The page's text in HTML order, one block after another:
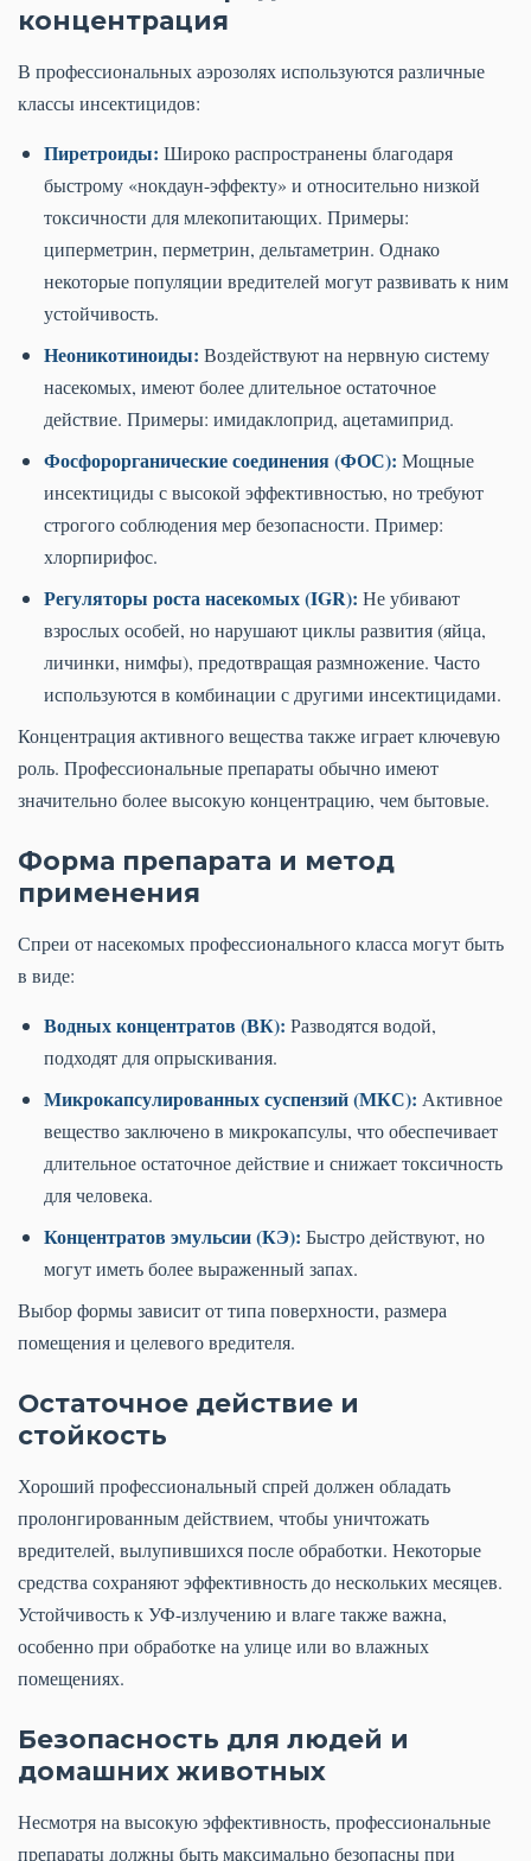
концентрация
В профессиональных аэрозолях используются различные
классы инсектицидов:
Пиретроиды: Широко распространены благодаря
быстрому «нокдаун-эффекту» и относительно низкой
токсичности для млекопитающих. Примеры:
циперметрин, перметрин, дельтаметрин. Однако
некоторые популяции вредителей могут развивать к ним
устойчивость.
Неоникотиноиды: Воздействуют на нервную систему
насекомых, имеют более длительное остаточное
действие. Примеры: имидаклоприд, ацетамиприд.
Фосфорорганические соединения (ФОС): Мощные
инсектициды с высокой эффективностью, но требуют
строгого соблюдения мер безопасности. Пример:
хлорпирифос.
Регуляторы роста насекомых (IGR): Не убивают
взрослых особей, но нарушают циклы развития (яйца,
личинки, нимфы), предотвращая размножение. Часто
используются в комбинации с другими инсектицидами.
Концентрация активного вещества также играет ключевую
роль. Профессиональные препараты обычно имеют
значительно более высокую концентрацию, чем бытовые.
Форма препарата и метод
применения
Спреи от насекомых профессионального класса могут быть
в виде:
Водных концентратов (ВК): Разводятся водой,
подходят для опрыскивания.
Микрокапсулированных суспензий (МКС): Активное
вещество заключено в микрокапсулы, что обеспечивает
длительное остаточное действие и снижает токсичность
для человека.
Концентратов эмульсии (КЭ): Быстро действуют, но
могут иметь более выраженный запах.
Выбор формы зависит от типа поверхности, размера
помещения и целевого вредителя.
Остаточное действие и
стойкость
Хороший профессиональный спрей должен обладать
пролонгированным действием, чтобы уничтожать
вредителей, вылупившихся после обработки. Некоторые
средства сохраняют эффективность до нескольких месяцев.
Устойчивость к УФ-излучению и влаге также важна,
особенно при обработке на улице или во влажных
помещениях.
Безопасность для людей и
домашних животных
Несмотря на высокую эффективность, профессиональные
препараты должны быть максимально безопасны при